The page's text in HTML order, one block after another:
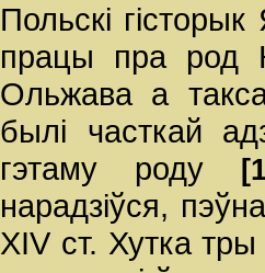
Польскі
працы пра род
Ольжава а
былі часткай
гэтаму роду
нарадзіўся,
XIV ст. Хутка тры